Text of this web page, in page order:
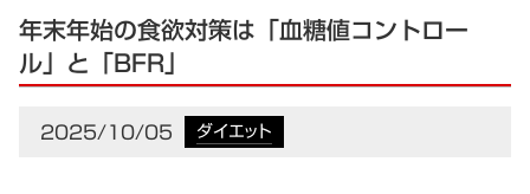
年末年始の食欲対策は「血糖値コントロー
ル」と「BFR」
2025/10/05 ダイエット